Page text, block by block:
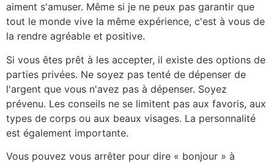
aiment s'amuser. Même si je ne peux pas garantir que
tout le monde vive la même expérience, c'est à vous de
la rendre agréable et positive.
Si vous êtes prêt à les accepter, il existe des options de
parties privées. Ne soyez pas tenté de dépenser de
l'argent que vous n'avez pas à dépenser. Soyez
prévenu. Les conseils ne se limitent pas aux favoris, aux
types de corps ou aux beaux visages. La personnalité
est également importante.
Vous pouvez vous arrêter pour dire « bonjour » à